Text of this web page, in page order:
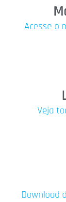
Acesse o
Veja
Download